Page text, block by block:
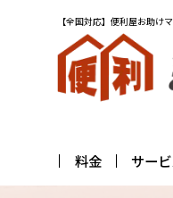
【全国対応】便利屋お助け
料金 サー